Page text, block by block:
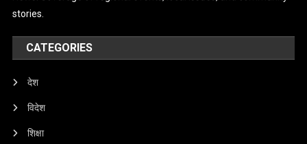
stories.
CATEGORIES
देश
विदेश
शिक्षा